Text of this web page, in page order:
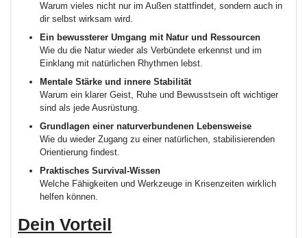
Warum vieles nicht nur im Außen stattfindet, sondern auch in
dir selbst wirksam wird.
Ein bewussterer Umgang mit Natur und Ressourcen
Wie du die Natur wieder als Verbündete erkennst und im
Einklang mit natürlichen Rhythmen lebst.
Mentale Stärke und innere Stabilität
Warum ein klarer Geist, Ruhe und Bewusstsein oft wichtiger
sind als jede Ausrüstung.
Grundlagen einer naturverbundenen Lebensweise
Wie du wieder Zugang zu einer natürlichen, stabilisierenden
Orientierung findest.
Praktisches Survival-Wissen
Welche Fähigkeiten und Werkzeuge in Krisenzeiten wirklich
helfen können.
Dein Vorteil